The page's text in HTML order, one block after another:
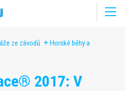
ze závodů
Horské běhy a
2017: V